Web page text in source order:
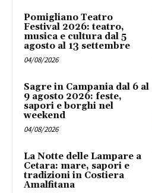
Pomigliano Teatro
Festival 2026: teatro,
musica e cultura dal 5
agosto al 13 settembre
04/08/2026
Sagre in Campania dal 6 al
9 agosto 2026: feste,
sapori e borghi nel
weekend
04/08/2026
La Notte delle Lampare a
Cetara: mare, sapori e
tradizioni in Costiera
Amalfitana